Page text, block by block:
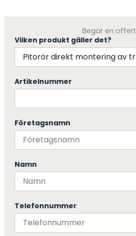
Begär en offert
Vilken produkt gäller det?
Artikelnummer
Företagsnamn
Namn
Telefonnummer